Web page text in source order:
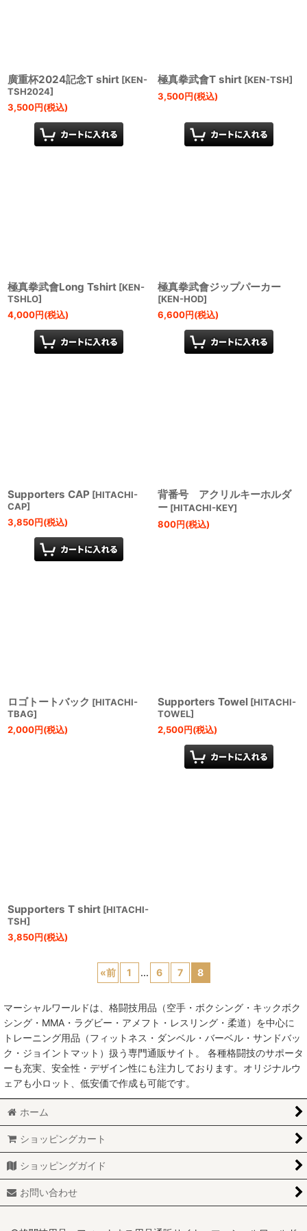
廣重杯2024記念T shirt [KEN-
TSH2024]
3,500円(税込)
極真拳武會T shirt [KEN-TSH]
3,500円(税込)
極真拳武會Long Tshirt [KEN-
TSHLO]
4,000円(税込)
極真拳武會ジップパーカー
[KEN-HOD]
6,600円(税込)
Supporters CAP [HITACHI-
CAP]
3,850円(税込)
背番号 アクリルキーホルダ
ー [HITACHI-KEY]
800円(税込)
ロゴトートバック [HITACHI-
TBAG]
2,000円(税込)
Supporters Towel [HITACHI-
TOWEL]
2,500円(税込)
Supporters T shirt [HITACHI-
TSH]
3,850円(税込)
«前 1 ... 6 7 8
マーシャルワールドは、格闘技用品（空手・ボクシング・キックボク
シング・MMA・ラグビー・アメフト・レスリング・柔道）を中心に
トレーニング用品（フィットネス・ダンベル・バーベル・サンドバッ
ク・ジョイントマット）扱う専門通販サイト。 各種格闘技のサポータ
ーも充実、安全性・デザイン性にも注力しております。オリジナルウ
ェアも小ロット、低安価で作成も可能です。
ホーム
ショッピングカート
ショッピングガイド
お問い合わせ